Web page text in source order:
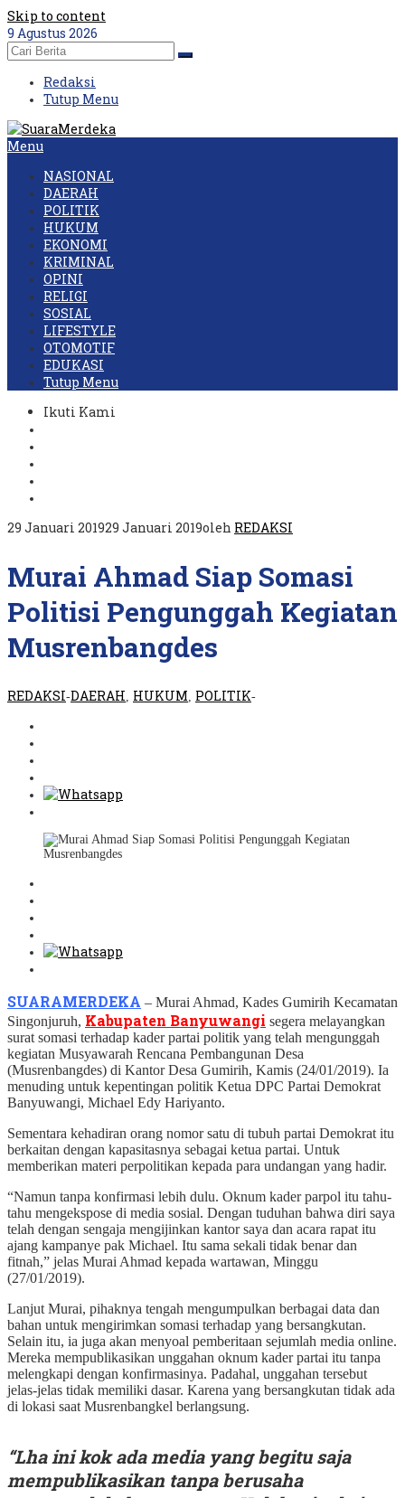
Skip to content
9 Agustus 2026
Redaksi
Tutup Menu
Menu
NASIONAL
DAERAH
POLITIK
HUKUM
EKONOMI
KRIMINAL
OPINI
RELIGI
SOSIAL
LIFESTYLE
OTOMOTIF
EDUKASI
Tutup Menu
Ikuti Kami
29 Januari 201929 Januari 2019oleh REDAKSI
Murai Ahmad Siap Somasi
Politisi Pengunggah Kegiatan
Musrenbangdes
REDAKSI-DAERAH HUKUM POLITIK-
SUARAMERDEKA – Murai Ahmad, Kades Gumirih Kecamatan
Singonjuruh, Kabupaten Banyuwangi segera melayangkan
surat somasi terhadap kader partai politik yang telah mengunggah
kegiatan Musyawarah Rencana Pembangunan Desa
(Musrenbangdes) di Kantor Desa Gumirih, Kamis (24/01/2019). Ia
menuding untuk kepentingan politik Ketua DPC Partai Demokrat
Banyuwangi, Michael Edy Hariyanto.
Sementara kehadiran orang nomor satu di tubuh partai Demokrat itu
berkaitan dengan kapasitasnya sebagai ketua partai. Untuk
memberikan materi perpolitikan kepada para undangan yang hadir.
“Namun tanpa konfirmasi lebih dulu. Oknum kader parpol itu tahu-
tahu mengekspose di media sosial. Dengan tuduhan bahwa diri saya
telah dengan sengaja mengijinkan kantor saya dan acara rapat itu
ajang kampanye pak Michael. Itu sama sekali tidak benar dan
fitnah,” jelas Murai Ahmad kepada wartawan, Minggu
(27/01/2019).
Lanjut Murai, pihaknya tengah mengumpulkan berbagai data dan
bahan untuk mengirimkan somasi terhadap yang bersangkutan.
Selain itu, ia juga akan menyoal pemberitaan sejumlah media online.
Mereka mempublikasikan unggahan oknum kader partai itu tanpa
melengkapi dengan konfirmasinya. Padahal, unggahan tersebut
jelas-jelas tidak memiliki dasar. Karena yang bersangkutan tidak ada
di lokasi saat Musrenbangkel berlangsung.
“Lha ini kok ada media yang begitu saja
mempublikasikan tanpa berusaha